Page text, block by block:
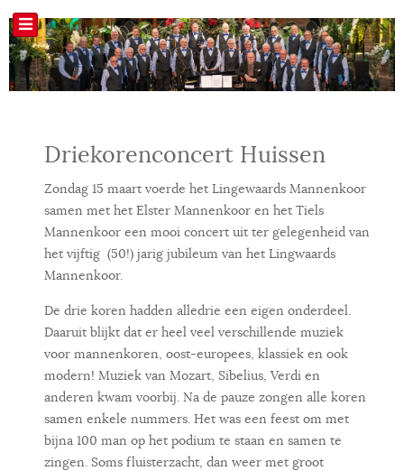
Driekorenconcert Huissen
Zondag 15 maart voerde het Lingewaards Mannenkoor
samen met het Elster Mannenkoor en het Tiels
Mannenkoor een mooi concert uit ter gelegenheid van
het vijftig (50!) jarig jubileum van het Lingwaards
Mannenkoor.
De drie koren hadden alledrie een eigen onderdeel.
Daaruit blijkt dat er heel veel verschillende muziek
voor mannenkoren, oost-europees, klassiek en ook
modern! Muziek van Mozart, Sibelius, Verdi en
anderen kwam voorbij. Na de pauze zongen alle koren
samen enkele nummers. Het was een feest om met
bijna 100 man op het podium te staan en samen te
zingen. Soms fluisterzacht, dan weer met groot